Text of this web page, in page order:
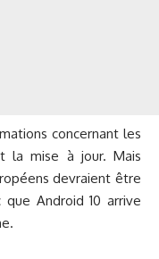
concernant les
la mise à jour. Mais
devraient être
Android 10 arrive